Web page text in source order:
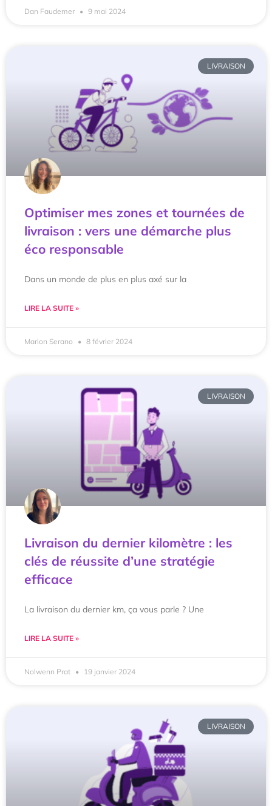
Dan Faudemer 9 mai 2024
LIVRAISON
Optimiser mes zones et tournées de
livraison : vers une démarche plus
éco responsable
Dans un monde de plus en plus axé sur la
LIRE LA SUITE »
Marion Serano 8 février 2024
LIVRAISON
Livraison du dernier kilomètre : les
clés de réussite d’une stratégie
efficace
La livraison du dernier km, ça vous parle ? Une
LIRE LA SUITE »
Nolwenn Prat 19 janvier 2024
LIVRAISON